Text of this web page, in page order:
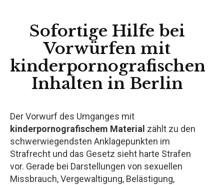
Sofortige Hilfe bei
Vorwürfen mit
kinderpornografischen
Inhalten in Berlin
Der Vorwurf des Umganges mit
kinderpornografischem Material zählt zu den
schwerwiegendsten Anklagepunkten im
Strafrecht und das Gesetz sieht harte Strafen
vor. Gerade bei Darstellungen von sexuellen
Missbrauch, Vergewaltigung, Belästigung,